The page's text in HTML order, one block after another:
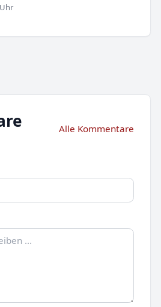
Alle Kommentare